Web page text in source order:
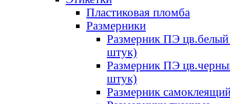
Пластиковая пломба
Размерники
Размерник ПЭ цв.белый
штук)
Размерник ПЭ
штук)
Размерник